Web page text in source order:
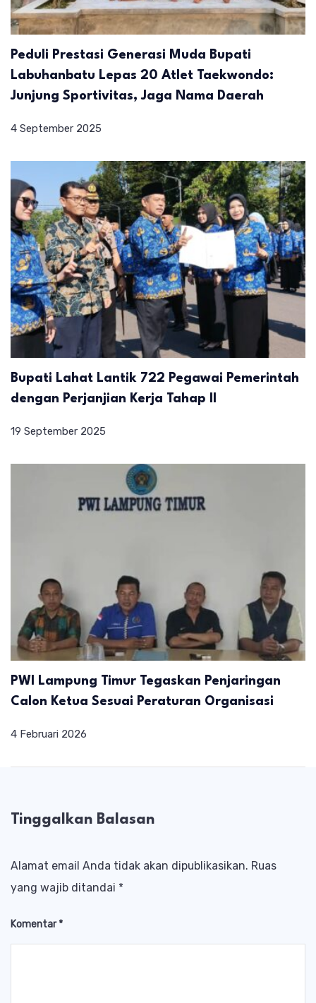
Peduli Prestasi Generasi Muda Bupati
Labuhanbatu Lepas 20 Atlet Taekwondo:
Junjung Sportivitas, Jaga Nama Daerah
4 September 2025
Bupati Lahat Lantik 722 Pegawai Pemerintah
dengan Perjanjian Kerja Tahap II
19 September 2025
PWI Lampung Timur Tegaskan Penjaringan
Calon Ketua Sesuai Peraturan Organisasi
4 Februari 2026
Tinggalkan Balasan
Alamat email Anda tidak akan dipublikasikan. Ruas
yang wajib ditandai *
Komentar*